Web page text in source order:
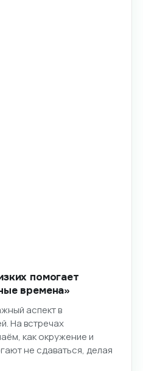
помогает
времена»
аспект в
На встречах
как окружение и
не сдаваться, делая